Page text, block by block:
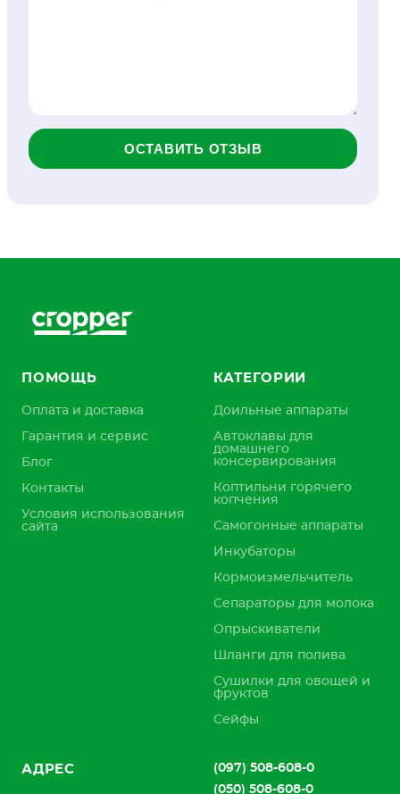
ОСТАВИТЬ ОТЗЫВ
ПОМОЩЬ
Оплата и доставка
Гарантия и сервис
Блог
Контакты
Условия использования
сайта
КАТЕГОРИИ
Доильные аппараты
Автоклавы для
домашнего
консервирования
Коптильни горячего
копчения
Самогонные аппараты
Инкубаторы
Кормоизмельчитель
Сепараторы для молока
Опрыскиватели
Шланги для полива
Сушилки для овощей и
фруктов
Сейфы
АДРЕС
(097) 508-608-0
(050) 508-608-0